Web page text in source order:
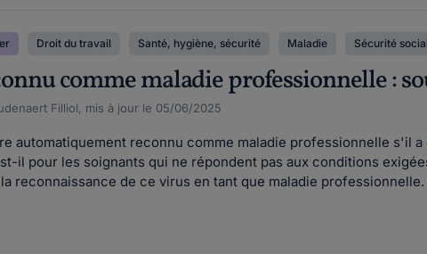
Droit du travail Santé, hygiène, sécurité Maladie Sécurité
comme maladie professionnelle :
Filliol, mis à jour le 05/06/2025
automatiquement reconnu comme maladie professionnelle s'il
il pour les soignants qui ne répondent pas aux conditions
reconnaissance de ce virus en tant que maladie professionnelle.